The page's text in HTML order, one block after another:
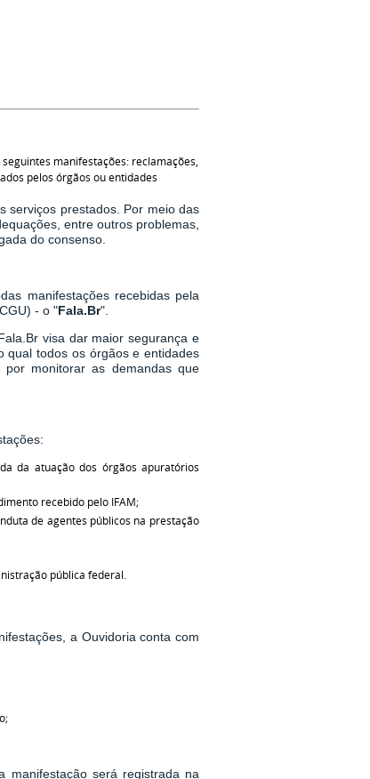
manifestações: reclamações,
pelos órgãos ou entidades
serviços prestados. Por meio das
entre outros problemas,
do consenso.
manifestações recebidas pela
- o "Fala.Br".
visa dar maior segurança e
qual todos os órgãos e entidades
monitorar as demandas que
da atuação dos órgãos apuratórios
recebido pelo IFAM;
de agentes públicos na prestação
pública federal.
a Ouvidoria conta com
manifestação será registrada na